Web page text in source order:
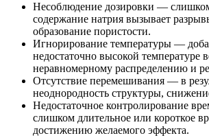
Несоблюдение дозировки —
содержание натрия вызывает
образование пористости.
Игнорирование температуры —
недостаточно высокой температуре
неравномерному распределению и
Отсутствие перемешивания — в
неоднородность структуры,
Недостаточное контролирование
слишком длительное или короткое
достижению желаемого эффекта.